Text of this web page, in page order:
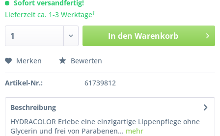
Sofort versandfertig!
Lieferzeit ca. 1-3 Werktage†
In den Warenkorb
Merken Bewerten
Artikel-Nr.: 61739812
Beschreibung
HYDRACOLOR Erlebe eine einzigartige Lippenpflege ohne
Glycerin und frei von Parabenen... mehr